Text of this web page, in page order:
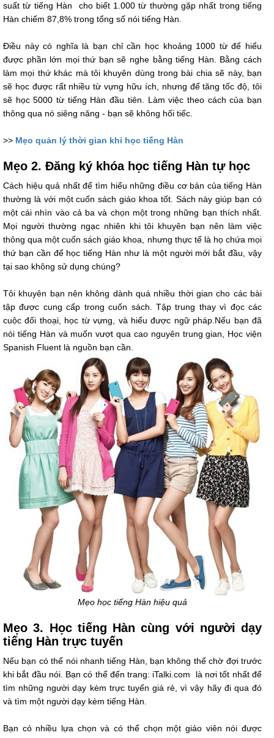
suất từ ​​tiếng Hàn cho biết 1.000 từ thường gặp nhất trong tiếng
Hàn chiếm 87,8% trong tổng số nói tiếng Hàn.
Điều này có nghĩa là bạn chỉ cần học khoảng 1000 từ để hiểu
được phần lớn mọi thứ bạn sẽ nghe bằng tiếng Hàn. Bằng cách
làm mọi thứ khác mà tôi khuyên dùng trong bài chia sẽ này, bạn
sẽ học được rất nhiều từ vựng hữu ích, nhưng để tăng tốc độ, tôi
sẽ học 5000 từ tiếng Hàn đầu tiên. Làm việc theo cách của bạn
thông qua nó siêng năng - bạn sẽ không hối tiếc.
>> Mẹo quản lý thời gian khi học tiếng Hàn
Mẹo 2. Đăng ký khóa học tiếng Hàn tự học
Cách hiệu quả nhất để tìm hiểu những điều cơ bản của tiếng Hàn
thường là với một cuốn sách giáo khoa tốt. Sách này giúp bạn có
một cái nhìn vào cả ba và chọn một trong những bạn thích nhất.
Mọi người thường ngạc nhiên khi tôi khuyên bạn nên làm việc
thông qua một cuốn sách giáo khoa, nhưng thực tế là họ chứa mọi
thứ bạn cần để học tiếng Hàn như là một người mới bắt đầu, vậy
tại sao không sử dụng chúng?
Tôi khuyên bạn nên không dành quá nhiều thời gian cho các bài
tập được cung cấp trong cuốn sách. Tập trung thay vì đọc các
cuộc đối thoại, học từ vựng, và hiểu được ngữ pháp.Nếu bạn đã
nói tiếng Hàn và muốn vượt qua cao nguyên trung gian, Học viện
Spanish Fluent là nguồn bạn cần.
Mẹo học tiếng Hàn hiệu quả
Mẹo 3. Học tiếng Hàn cùng với người dạy
tiếng Hàn trực tuyến
Nếu bạn có thể nói nhanh tiếng Hàn, bạn không thể chờ đợi trước
khi bắt đầu nói. Bạn có thể đến trang: iTalki.com là nơi tốt nhất để
tìm những người dạy kèm trực tuyến giá rẻ, vì vậy hãy đi qua đó
và tìm một người dạy kèm tiếng Hàn.
Bạn có nhiều lựa chọn và có thể chọn một giáo viên nói được